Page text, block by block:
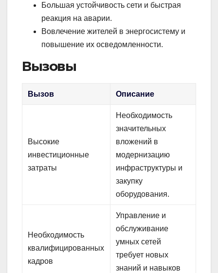
Большая устойчивость сети и быстрая
реакция на аварии.
Вовлечение жителей в энергосистему и
повышение их осведомленности.
Вызовы
Вызов Описание
Высокие
инвестиционные
затраты
Необходимость
значительных
вложений в
модернизацию
инфраструктуры и
закупку
оборудования.
Необходимость
квалифицированных
кадров
Управление и
обслуживание
умных сетей
требует новых
знаний и навыков